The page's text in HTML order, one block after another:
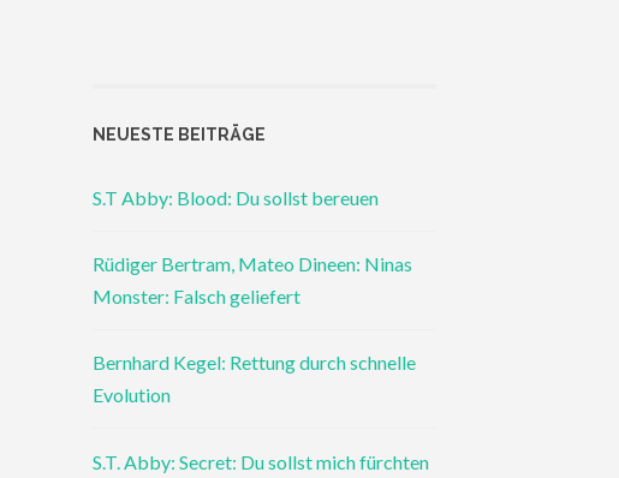
NEUESTE BEITRÄGE
S.T Abby: Blood: Du sollst bereuen
Rüdiger Bertram, Mateo Dineen: Ninas
Monster: Falsch geliefert
Bernhard Kegel: Rettung durch schnelle
Evolution
S.T. Abby: Secret: Du sollst mich fürchten